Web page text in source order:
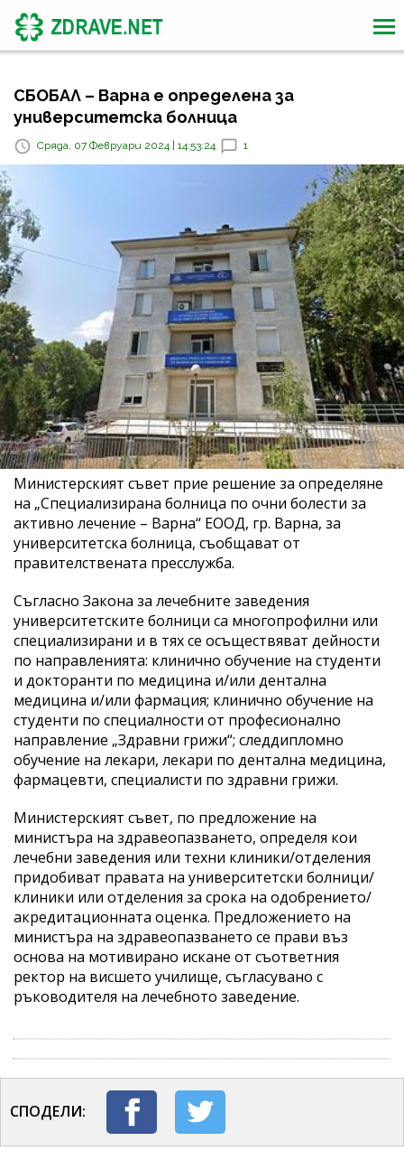
СБОБАЛ – Варна е определена за
университетска болница
Сряда, 07 Февруари 2024 | 14:53:24 1
Министерският съвет прие решение за определяне
на „Специализирана болница по очни болести за
активно лечение – Варна“ ЕООД, гр. Варна, за
университетска болница, съобщават от
правителствената пресслужба.
Съгласно Закона за лечебните заведения
университетските болници са многопрофилни или
специализирани и в тях се осъществяват дейности
по направленията: клинично обучение на студенти
и докторанти по медицина и/или дентална
медицина и/или фармация; клинично обучение на
студенти по специалности от професионално
направление „Здравни грижи“; следдипломно
обучение на лекари, лекари по дентална медицина,
фармацевти, специалисти по здравни грижи.
Министерският съвет, по предложение на
министъра на здравеопазването, определя кои
лечебни заведения или техни клиники/отделения
придобиват правата на университетски болници/
клиники или отделения за срока на одобрението/
акредитационната оценка. Предложението на
министъра на здравеопазването се прави въз
основа на мотивирано искане от съответния
ректор на висшето училище, съгласувано с
ръководителя на лечебното заведение.
СПОДЕЛИ: